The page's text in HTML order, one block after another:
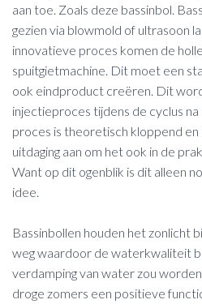
aan toe. Zoals deze bassinbol.
gezien via blowmold of ultrasoon
innovatieve proces komen de
spuitgietmachine. Dit moet een
ook eindproduct creëren. Dit
injectieproces tijdens de cyclus
proces is theoretisch kloppend en
uitdaging aan om het ook in de
Want op dit ogenblik is dit alleen
idee.
Bassinbollen houden het zonlicht
weg waardoor de waterkwaliteit
verdamping van water zou
droge zomers een positieve